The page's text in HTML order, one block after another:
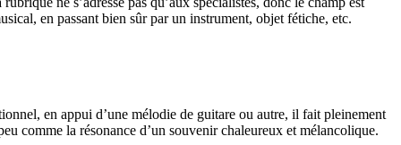
en passant bien sûr par un instrument, objet fétiche, etc.
en appui d’une mélodie de guitare ou autre, il fait pleinement
comme la résonance d’un souvenir chaleureux et mélancolique.